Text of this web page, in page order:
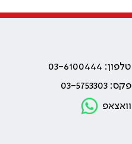
טלפון: 03-6100444
פקס: 03-5753303
וואצאפ